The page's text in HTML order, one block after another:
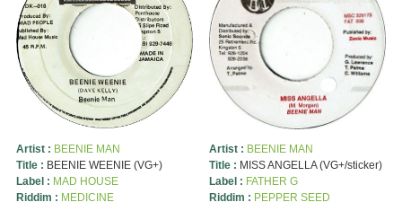
Artist : BEENIE MAN
Title : BEENIE WEENIE (VG+)
Label : MAD HOUSE
Riddim : MEDICINE
Artist : BEENIE MAN
Title : MISS ANGELLA (VG+/sticker)
Label : FATHER G
Riddim : PEPPER SEED